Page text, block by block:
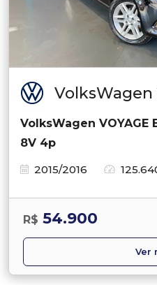
VolksWagen
VolksWagen VOYAGE
8V 4p
2015/2016
R$ 54.900
Ver